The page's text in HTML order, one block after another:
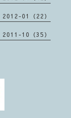
2012-01（22）
2011-10（35）